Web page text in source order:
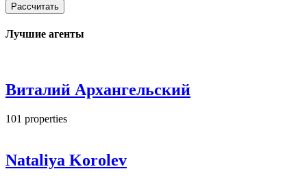
Рассчитать
Лучшие агенты
Виталий Архангельский
101 properties
Nataliya Korolev